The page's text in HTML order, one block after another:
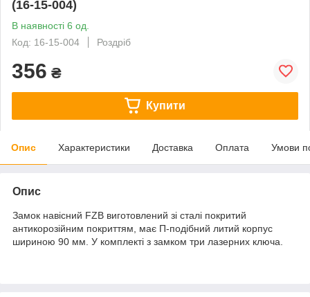
(16-15-004)
В наявності 6 од.
Код: 16-15-004
Роздріб
356 ₴
Купити
Опис Характеристики Доставка Оплата Умови
Опис
Замок навісний FZB виготовлений зі сталі покритий
антикорозійним покриттям, має П-подібний литий корпус
шириною 90 мм. У комплекті з замком три лазерних ключа.